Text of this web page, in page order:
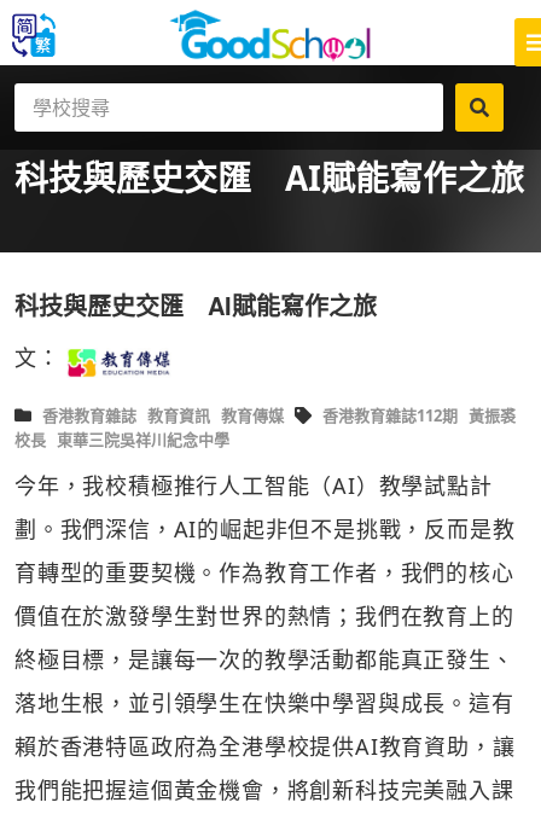
科技與歷史交匯 AI賦能寫作之旅
科技與歷史交匯 AI賦能寫作之旅
文：
香港教育雜誌 教育資訊 教育傳媒 香港教育雜誌112期 黃振裘
校長 東華三院吳祥川紀念中學
今年，我校積極推行人工智能（AI）教學試點計
劃。我們深信，AI的崛起非但不是挑戰，反而是教
育轉型的重要契機。作為教育工作者，我們的核心
價值在於激發學生對世界的熱情；我們在教育上的
終極目標，是讓每一次的教學活動都能真正發生、
落地生根，並引領學生在快樂中學習與成長。這有
賴於香港特區政府為全港學校提供AI教育資助，讓
我們能把握這個黃金機會，將創新科技完美融入課